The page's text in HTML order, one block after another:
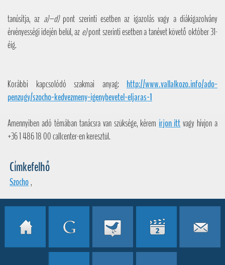
tanúsítja, az a)–d)pont szerinti esetben az igazolás vagy a diákigazolvány
érvényességi idején belül, aze)pont szerinti esetben a tanévet követő október 31-
éig.
Korábbi kapcsolódó szakmai anyag: http://www.vallalkozo.info/ado-
penzugy/szocho-kedvezmeny-igenybevetel-eljaras-1
Amennyiben adó témában tanácsra van szüksége, kérem írjon ittvagy hívjon a
+36 1 486 18 00 callcenter-en keresztül.
Címkefelhő
Szocho,